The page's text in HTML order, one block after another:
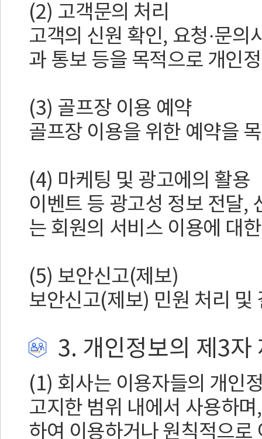
(2) 고객문의 처리
고객의 신원 확인, 요청·문의
과 통보 등을 목적으로 개인
(3) 골프장 이용 예약
골프장 이용을 위한 예약을
(4) 마케팅 및 광고에의 활용
이벤트 등 광고성 정보 전달,
는 회원의 서비스 이용에 대
(5) 보안신고(제보)
보안신고(제보) 민원 처리 및
3. 개인정보의 제3자
(1) 회사는 이용자들의 개인
고지한 범위 내에서 사용하
하여 이용하거나 원칙적으